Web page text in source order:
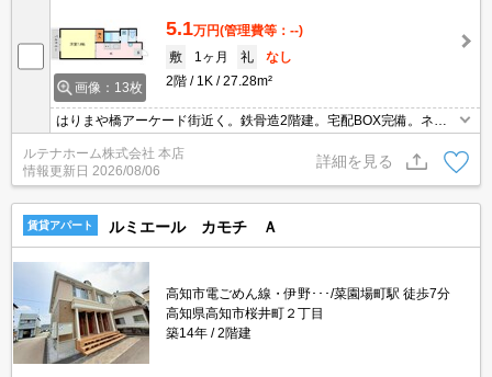
画像：13枚
5.1万円(管理費等：--)
敷
1ヶ月 礼
なし
2階
1K 27.28m²
はりまや橋アーケード街近く。鉄骨造2階建。宅配BOX完備。ネッ
ト接続無料。CATV対応。礼金ゼロ。連帯保証人不要。家賃保証会
社要加入。
ルテナホーム株式会社 本店
情報更新日 2026/08/06
詳細を見る
賃貸アパート ルミエール カモチ Ａ
高知市電ごめん線・伊野･･･/菜園場町駅 徒歩7分
高知県高知市桜井町２丁目
築14年
2階建